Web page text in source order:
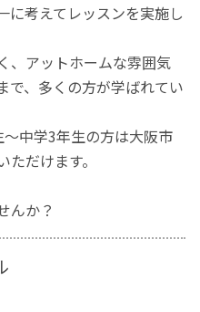
に考えてレッスンを実施し
、アットホームな雰囲気
で、多くの方が学ばれてい
中学3年生の方は大阪市
だけます。
んか？